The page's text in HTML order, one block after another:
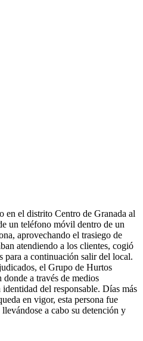
en el distrito Centro de Granada al
un teléfono móvil dentro de un
aprovechando el trasiego de
atendiendo a los clientes, cogió
a continuación salir del local.
el Grupo de Hurtos
a través de medios
del responsable. Días más
en vigor, esta persona fue
a cabo su detención y